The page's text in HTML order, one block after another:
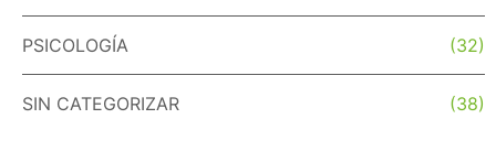
PSICOLOGÍA (32)
SIN CATEGORIZAR (38)